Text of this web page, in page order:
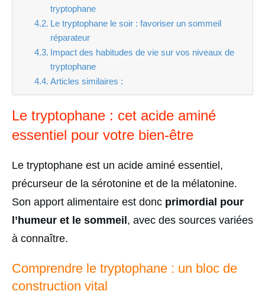
tryptophane
Le tryptophane le soir : favoriser un sommeil
réparateur
Impact des habitudes de vie sur vos niveaux de
tryptophane
Articles similaires :
Le tryptophane : cet acide aminé
essentiel pour votre bien-être
Le tryptophane est un acide aminé essentiel,
précurseur de la sérotonine et de la mélatonine.
Son apport alimentaire est donc primordial pour
l’humeur et le sommeil, avec des sources variées
à connaître.
Comprendre le tryptophane : un bloc de
construction vital